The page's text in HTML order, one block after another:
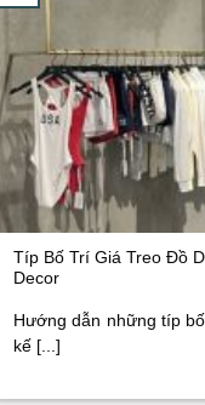
Típ Bố Trí Giá Treo Đồ
Decor
Hướng dẫn những típ
kế [...]